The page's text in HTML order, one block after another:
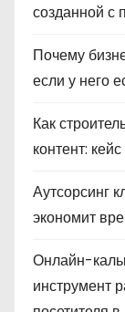
созданной с
Почему
если у него
Как
контент:
Аутсорсинг
экономит
Онлайн-
инструмент